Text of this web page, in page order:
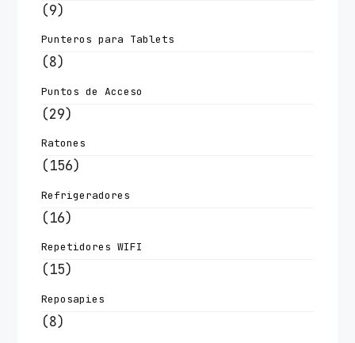
(9)
Punteros para Tablets
(8)
Puntos de Acceso
(29)
Ratones
(156)
Refrigeradores
(16)
Repetidores WIFI
(15)
Reposapies
(8)